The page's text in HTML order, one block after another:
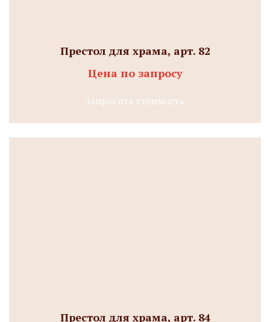
Престол для храма, арт. 82
Цена по запросу
Запросить стоимость
Престол для храма, арт. 84